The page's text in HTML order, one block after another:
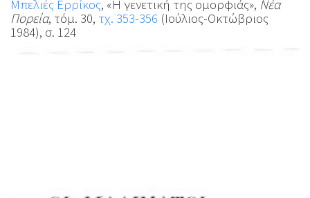
Μπελιές Ερρίκος, «Η γενετική της ομορφιάς», Νέα
Πορεία, τόμ. 30, τχ. 353-356 (Ιούλιος-Οκτώβριος
1984), σ. 124